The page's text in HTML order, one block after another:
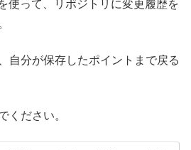
使って、リポジトリに変更履歴を
自分が保存したポイントまで戻る
ください。